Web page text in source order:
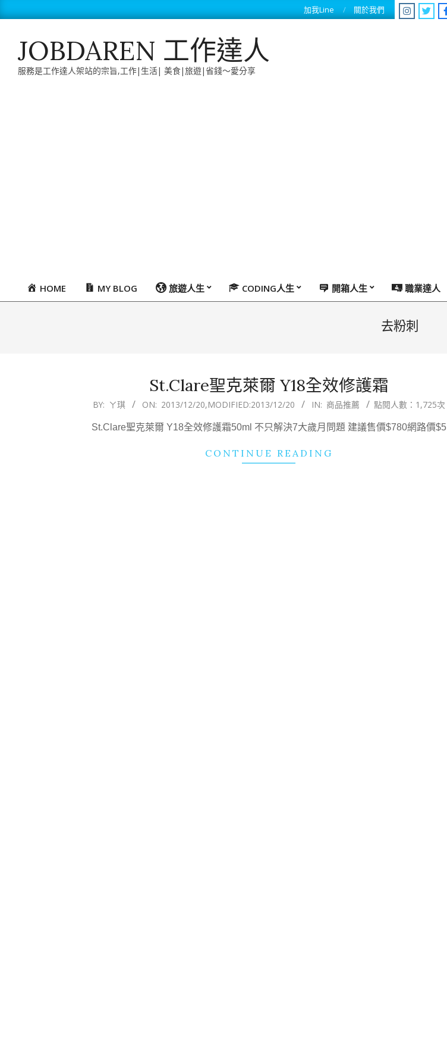
to
加我Line 關於我們
JOBDAREN 工作達人
服務是工作達人架站的宗旨,工作|生活| 美食|旅遊|省錢～愛分享
PrimaryHOME MY BLOG 旅遊人生 CODING人生 開箱人生 職業達人
去粉刺
St.Clare聖克萊爾 Y18全效修護霜
BY: ㄚ琪 ON: 2013/12/20,MODIFIED:2013/12/20 IN: 商品推薦 點閱人數：1,725次
St.Clare聖克萊爾 Y18全效修護霜50ml 不只解決7大歲月問題 建議售價$780網路價$5
CONTINUE READING